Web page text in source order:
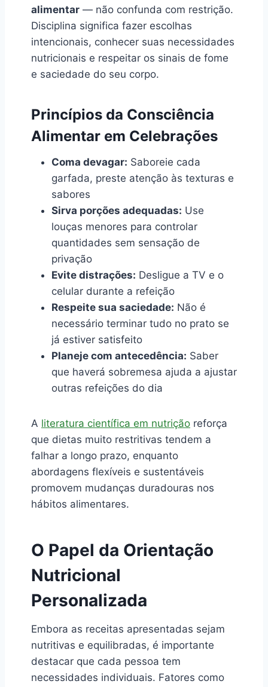
alimentar — não confunda com restrição.
Disciplina significa fazer escolhas
intencionais, conhecer suas necessidades
nutricionais e respeitar os sinais de fome
e saciedade do seu corpo.
Princípios da Consciência
Alimentar em Celebrações
Coma devagar: Saboreie cada
garfada, preste atenção às texturas e
sabores
Sirva porções adequadas: Use
louças menores para controlar
quantidades sem sensação de
privação
Evite distrações: Desligue a TV e o
celular durante a refeição
Respeite sua saciedade: Não é
necessário terminar tudo no prato se
já estiver satisfeito
Planeje com antecedência: Saber
que haverá sobremesa ajuda a ajustar
outras refeições do dia
A literatura científica em nutrição reforça
que dietas muito restritivas tendem a
falhar a longo prazo, enquanto
abordagens flexíveis e sustentáveis
promovem mudanças duradouras nos
hábitos alimentares.
O Papel da Orientação
Nutricional
Personalizada
Embora as receitas apresentadas sejam
nutritivas e equilibradas, é importante
destacar que cada pessoa tem
necessidades individuais. Fatores como